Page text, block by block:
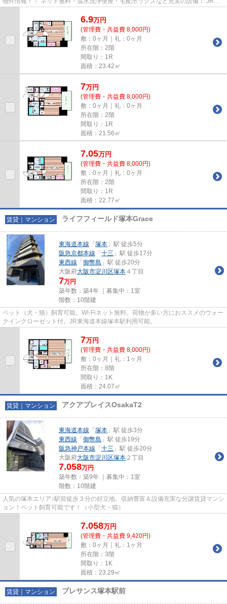
6.9万円
(管理費・共益費 8,000円)
敷：0ヶ月｜礼：0ヶ月
所在階：2階
間取り：1R
面積：23.42㎡
7万円
(管理費・共益費 8,000円)
敷：0ヶ月｜礼：0ヶ月
所在階：2階
間取り：1R
面積：21.56㎡
7.05万円
(管理費・共益費 8,000円)
敷：0ヶ月｜礼：0ヶ月
所在階：2階
間取り：1R
面積：22.77㎡
賃貸｜マンション ライフフィールド塚本Grace
東海道本線 「 塚本 」駅 徒歩5分
阪急京都本線 「 十三 」駅 徒歩17分
東西線 「 御幣島 」駅 徒歩20分
大阪府大阪市淀川区塚本 ４丁目
7万円
築年数：築4年 ｜募集中： 1室
階数：10階建
ペット（犬・猫）飼育可能。Wi-Fiネット無料。荷物が多い方におススメのウォー
クインクローゼット付。JR東海道本線塚本駅利用可能。
7万円
(管理費・共益費 8,000円)
敷：0ヶ月｜礼：1ヶ月
所在階：8階
間取り：1K
面積：24.07㎡
賃貸｜マンション アクアプレイスOsakaT2
東海道本線 「 塚本 」駅 徒歩3分
東西線 「 御幣島 」駅 徒歩19分
阪急神戸本線 「 十三 」駅 徒歩20分
大阪府大阪市淀川区塚本 ２丁目
7.058万円
築年数：築9年 ｜募集中： 1室
階数：10階建
人気の塚本エリア♪駅前徒歩３分の好立地。収納豊富＆設備充実な分譲賃貸マンシ
ョン！ペット飼育可能です！（小型犬・猫）
7.058万円
(管理費・共益費 9,420円)
敷：0ヶ月｜礼：1ヶ月
所在階：3階
間取り：1K
面積：23.29㎡
賃貸｜マンション プレサンス塚本駅前